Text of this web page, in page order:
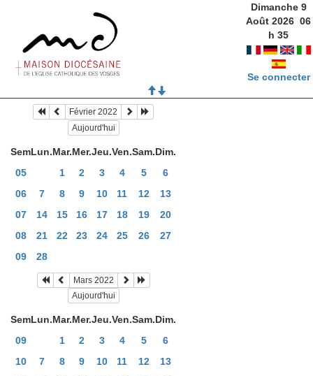
Dimanche 9
Août 2026 06
h35
Se connecter
Février 2022
Aujourd'hui
SemLun.Mar.Mer.Jeu.Ven.Sam.Dim.
05
1 2 3 4 5
6
06
7 8 9 10 11 12
13
07
14 15 16 17 18 19
20
08
21 22 23 24 25 26
27
09
28
Mars 2022
Aujourd'hui
SemLun.Mar.Mer.Jeu.Ven.Sam.Dim.
09
1 2 3 4 5
6
10
7 8 9 10 11 12
13